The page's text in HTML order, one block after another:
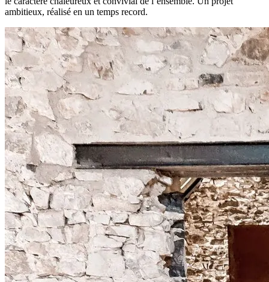
ambitieux, réalisé en un temps record.